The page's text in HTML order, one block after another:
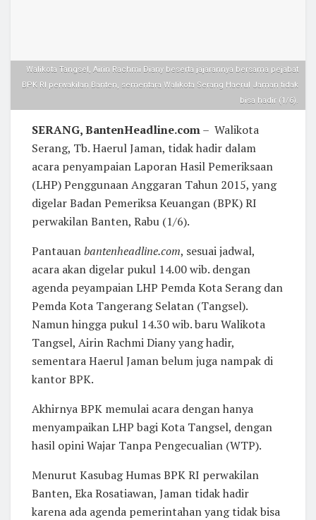
Walikota Tangsel, Airin Rachmi Diany beserta jajarannya bersama pejabat
BPK RI perwakilan Banten, sementara Walikota Serang Haerul Jaman tidak
bisa hadir (1/6).
SERANG, BantenHeadline.com– Walikota
Serang, Tb. Haerul Jaman, tidak hadir dalam
acara penyampaian Laporan Hasil Pemeriksaan
(LHP) Penggunaan Anggaran Tahun 2015, yang
digelar Badan Pemeriksa Keuangan (BPK) RI
perwakilan Banten, Rabu (1/6).
Pantauanbantenheadline.com, sesuai jadwal,
acara akan digelar pukul 14.00 wib. dengan
agenda peyampaian LHP Pemda Kota Serang dan
Pemda Kota Tangerang Selatan (Tangsel).
Namun hingga pukul 14.30 wib. baru Walikota
Tangsel, Airin Rachmi Diany yang hadir,
sementara Haerul Jaman belum juga nampak di
kantor BPK.
Akhirnya BPK memulai acara dengan hanya
menyampaikan LHP bagi Kota Tangsel, dengan
hasil opini Wajar Tanpa Pengecualian (WTP).
Menurut Kasubag Humas BPK RI perwakilan
Banten, Eka Rosatiawan, Jaman tidak hadir
karena ada agenda pemerintahan yang tidak bisa